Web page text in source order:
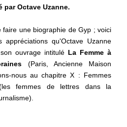
Octave Uzanne.
une biographie de Gyp ; voici
appréciations qu'Octave Uzanne
ouvrage intitulé La Femme à
(Paris, Ancienne Maison
nous au chapitre X : Femmes
femmes de lettres dans la